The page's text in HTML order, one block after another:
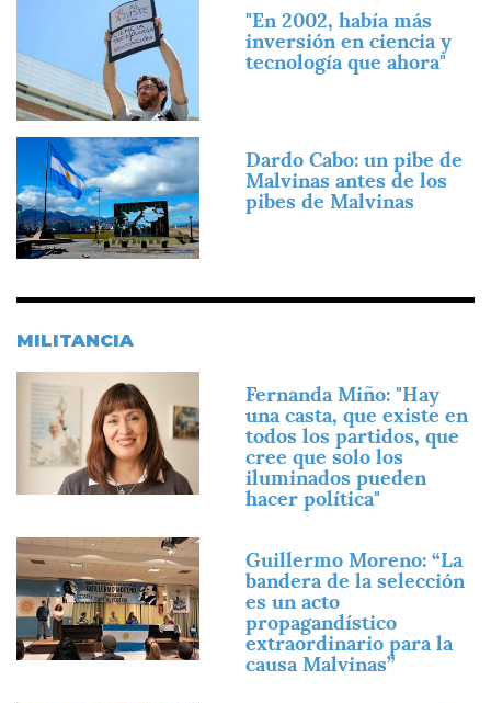
"En 2002, había más
inversión en ciencia y
tecnología que ahora"
Imagen
Dardo Cabo: un pibe de
Malvinas antes de los
pibes de Malvinas
MILITANCIA
Imagen
Fernanda Miño: "Hay
una casta, que existe en
todos los partidos, que
cree que solo los
iluminados pueden
hacer política"
Imagen
Guillermo Moreno: “La
bandera de la selección
es un acto
propagandístico
extraordinario para la
causa Malvinas”